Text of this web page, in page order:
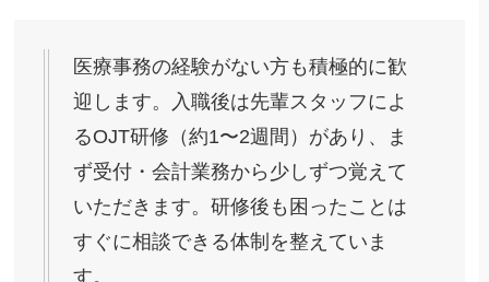
医療事務の経験がない方も積極的に歓
迎します。入職後は先輩スタッフによ
るOJT研修（約1〜2週間）があり、ま
ず受付・会計業務から少しずつ覚えて
いただきます。研修後も困ったことは
すぐに相談できる体制を整えていま
す。